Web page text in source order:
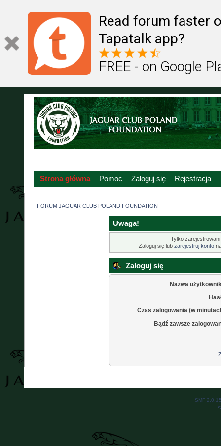
Read forum faster
Tapatalk app?
FREE - on Google
Strona główna Pomoc Zaloguj się Rejestracja
FORUM JAGUAR CLUB POLAND FOUNDATION
Uwaga!
Tylko
Zaloguj się lub zarejestruj kontona
Zaloguj się
Nazwa
Czas zalogowania (w
Bądź zawsze
SMF 2.0.15